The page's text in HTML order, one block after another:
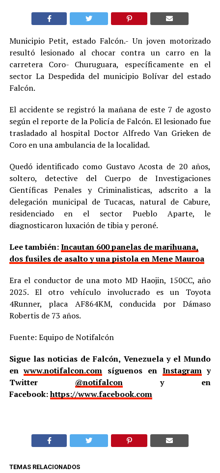
Municipio Petit, estado Falcón.- Un joven motorizado
resultó lesionado al chocar contra un carro en la
carretera Coro- Churuguara, específicamente en el
sector La Despedida del municipio Bolívar del estado
Falcón.
El accidente se registró la mañana de este 7 de agosto
según el reporte de la Policía de Falcón. El lesionado fue
trasladado al hospital Doctor Alfredo Van Grieken de
Coro en una ambulancia de la localidad.
Quedó identificado como Gustavo Acosta de 20 años,
soltero, detective del Cuerpo de Investigaciones
Científicas Penales y Criminalisticas, adscrito a la
delegación municipal de Tucacas, natural de Cabure,
residenciado en el sector Pueblo Aparte, le
diagnosticaron luxación de tibia y peroné.
Lee también:Incautan 600 panelas de marihuana,
dos fusiles de asalto y una pistola en Mene Mauroa
Era el conductor de una moto MD Haojin, 150CC, año
2025. El otro vehículo involucrado es un Toyota
4Runner, placa AF864KM, conducida por Dámaso
Robertis de 73 años.
Fuente: Equipo de Notifalcón
Sigue las noticias de Falcón, Venezuela y el Mundo
enwww.notifalcon.com síguenos en Instagramy
Twitter @notifalcony en
Facebook:https://www.facebook.com
TEMAS RELACIONADOS